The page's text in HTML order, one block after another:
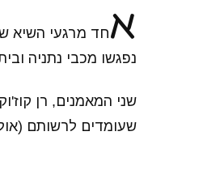
א
נפגשו מכבי נתניה
שני המאמנים, רן
שעומדים לרשותם